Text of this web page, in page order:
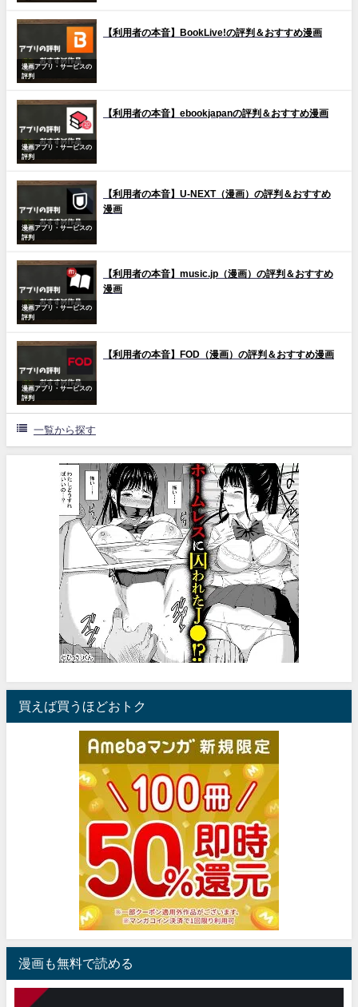
漫画アプリ・サービスの
評判
【利用者の本音】BookLive!の評判＆おすすめ漫画
漫画アプリ・サービスの
評判
【利用者の本音】ebookjapanの評判＆おすすめ漫画
漫画アプリ・サービスの
評判
【利用者の本音】U-NEXT（漫画）の評判＆おすすめ
漫画
漫画アプリ・サービスの
評判
【利用者の本音】music.jp（漫画）の評判＆おすすめ
漫画
漫画アプリ・サービスの
評判
【利用者の本音】FOD（漫画）の評判＆おすすめ漫画
一覧から探す
買えば買うほどおトク
漫画も無料で読める